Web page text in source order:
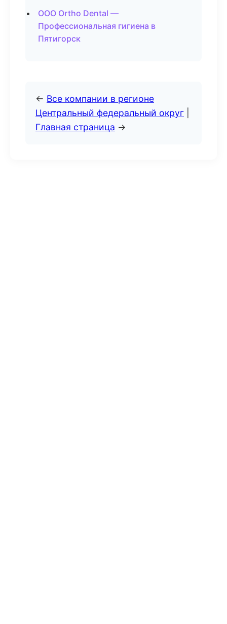
ООО Ortho Dental —
Профессиональная гигиена в
Пятигорск
← Все компании в регионе
Центральный федеральный округ
Главная страница →